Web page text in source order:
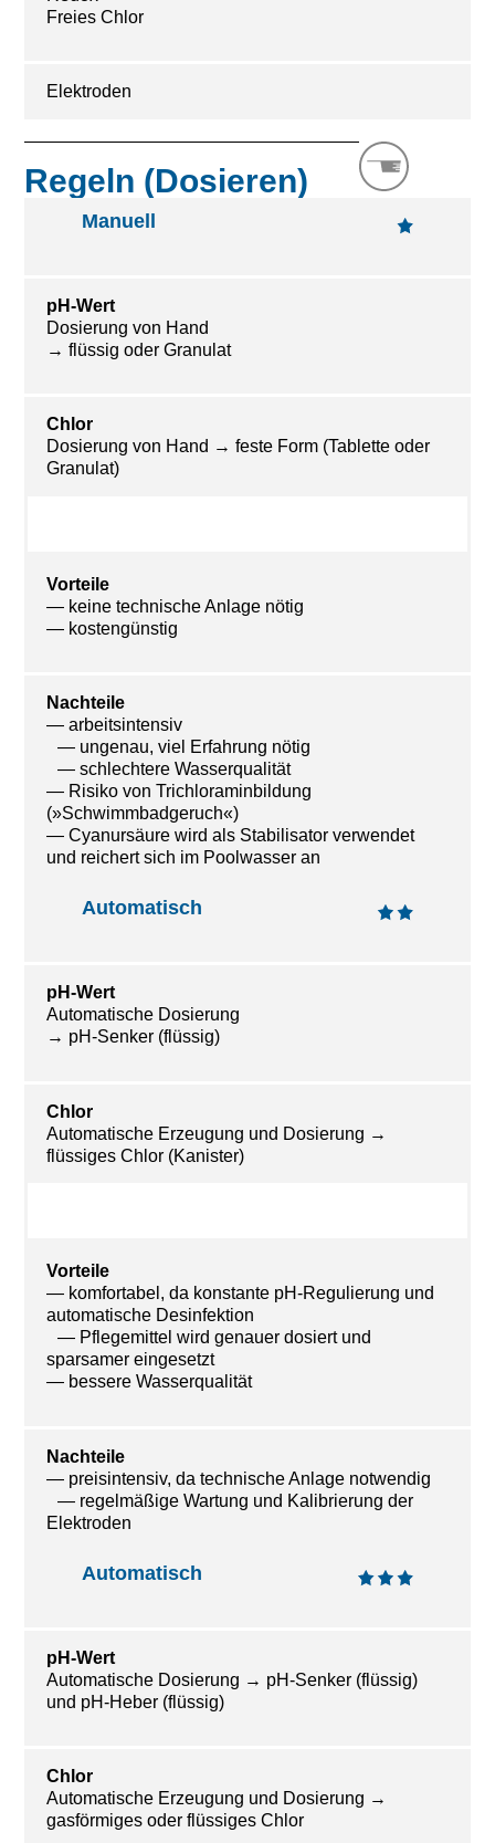
Freies Chlor
Elektroden
Regeln (Dosieren)​
Manuell
pH-Wert
Dosierung von Hand
→ flüssig oder Granulat
Chlor
Dosierung von Hand → feste Form (Tablette oder
Granulat)
Vorteile
— keine technische Anlage nötig
— kostengünstig
Nachteile
— arbeitsintensiv
— ungenau, viel Erfahrung nötig
— schlechtere Wasserqualität
— Risiko von Trichloraminbildung
(»Schwimmbadgeruch«)
— Cyanursäure wird als Stabilisator verwendet
und reichert sich im Poolwasser an
Automatisch
pH-Wert
Automatische Dosierung
→ pH-Senker (flüssig)
Chlor
Automatische Erzeugung und Dosierung →
flüssiges Chlor (Kanister)
Vorteile
— komfortabel, da konstante pH-Regulierung und
automatische Desinfektion
— Pflegemittel wird genauer dosiert und
sparsamer eingesetzt
— bessere Wasserqualität
Nachteile
— preisintensiv, da technische Anlage notwendig
— regelmäßige Wartung und Kalibrierung der
Elektroden
Automatisch
pH-Wert
Automatische Dosierung → pH-Senker (flüssig)
und pH-Heber (flüssig)
Chlor
Automatische Erzeugung und Dosierung →
gasförmiges oder flüssiges Chlor